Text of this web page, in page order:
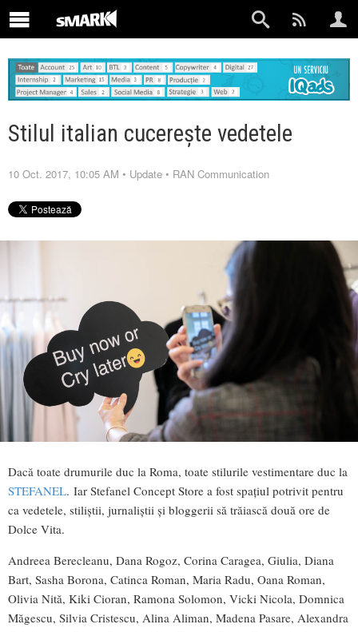
Stilul italian cucerește vedetele
10 Oct. 2017, 10:05 AM • Update • RAN Communication
Dacă toate drumurile duc la Roma, toate stilurile vestimentare duc la
STEFANEL. Iar Stefanel Concept Store a fost spațiul potrivit pentru
ca vedetele, stiliștii, jurnaliștii și bloggerii să trăiască două ore de
Dolce Vita.
Andreea Berecleanu, Dana Rogoz, Corina Caragea, Giulia, Diana
Bart, Sasha Borona, Catinca Roman, Maria Radu, Oana Roman,
Olivia Nită, Kiki Cioran, Ramona Solomon, Vicki Nicola, Domnica
Măgescu, Silvia Cristescu, Alina Aliman, Madena Pasare, Alexandra